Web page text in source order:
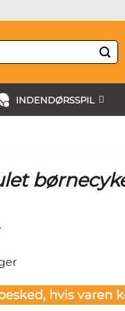
INDENDØRSSPIL
hvis varen